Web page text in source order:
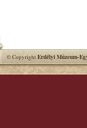
© CopyrightErdélyi Múzeum-